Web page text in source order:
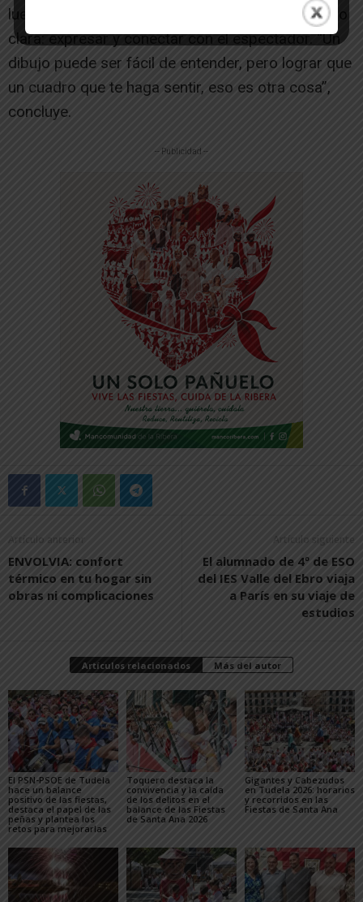
luego lo desarrollo”. Pero su apuesta sigue siendo
clara: expresar y conectar con el espectador. “Un
dibujo puede ser fácil de entender, pero lograr que
un cuadro que te haga sentir, eso es otra cosa”,
concluye.
-- Publicidad --
Artículo anterior
ENVOLVIA: confort
térmico en tu hogar sin
obras ni complicaciones
Artículo siguiente
El alumnado de 4º de ESO
del IES Valle del Ebro viaja
a París en su viaje de
estudios
Artículos relacionados Más del autor
El PSN-PSOE de Tudela
hace un balance
positivo de las fiestas,
destaca el papel de las
peñas y plantea los
retos para mejorarlas
Toquero destaca la
convivencia y la caída
de los delitos en el
balance de las Fiestas
de Santa Ana 2026
Gigantes y Cabezudos
en Tudela 2026: horarios
y recorridos en las
Fiestas de Santa Ana